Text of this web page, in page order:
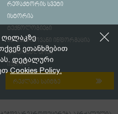
რედაქტორის სვეტი
ისტორია
ტექნოლოგიები
მნიშვნელოვანი ინფორმაცია
ფოტოგალერეა
იუმორი
რეკლამა საიტზე
ღილაკზე
ეთანხმებით
დეტალური
Cookies Policy.